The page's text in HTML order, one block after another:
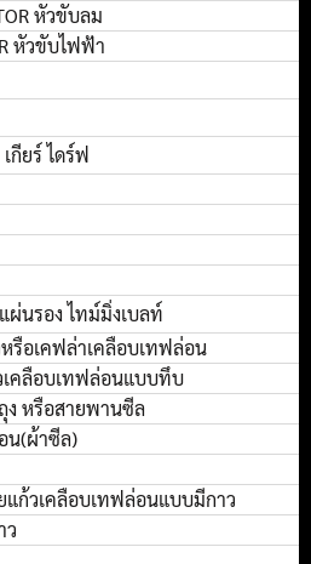
หัวขับลม
หัวขับไฟฟ้า
กียร์ ไดร์ฟ
ผ่นรอง ไทม์มิ่งเบลท์
รือเคฟล่าเคลือบเทฟล่อน
เคลือบเทฟล่อนแบบทึบ
ง หรือสายพานซีล
น(ผ้าซีล)
ก้วเคลือบเทฟล่อนแบบมีกาว
ว